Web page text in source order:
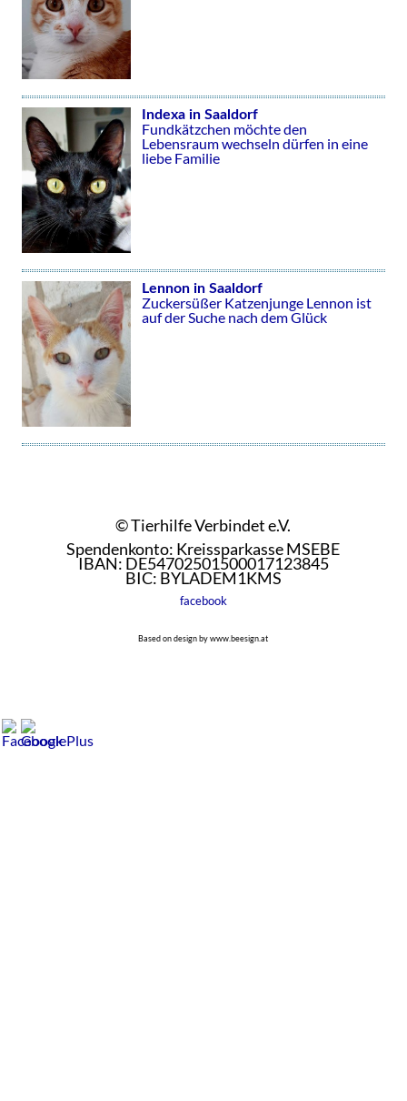
Indexa in Saaldorf
Fundkätzchen möchte den
Lebensraum wechseln dürfen in eine
liebe Familie
Lennon in Saaldorf
Zuckersüßer Katzenjunge Lennon ist
auf der Suche nach dem Glück
© Tierhilfe Verbindet e.V.
Spendenkonto: Kreissparkasse MSEBE
IBAN: DE54702501500017123845
BIC: BYLADEM1KMS
facebook
Based on design by www.beesign.at